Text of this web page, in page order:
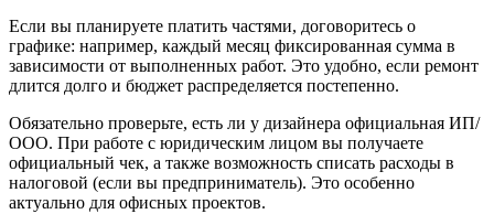
Если вы планируете платить частями, договоритесь о
графике: например, каждый месяц фиксированная сумма в
зависимости от выполненных работ. Это удобно, если ремонт
длится долго и бюджет распределяется постепенно.
Обязательно проверьте, есть ли у дизайнера официальная ИП/
ООО. При работе с юридическим лицом вы получаете
официальный чек, а также возможность списать расходы в
налоговой (если вы предприниматель). Это особенно
актуально для офисных проектов.